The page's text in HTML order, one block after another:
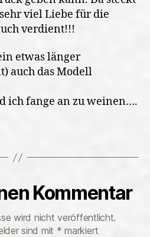
viel Liebe für die
verdient!!!
etwas länger
auch das Modell
ich fange an zu weinen….
Kommentar
wird nicht veröffentlicht.
sind mit * markiert